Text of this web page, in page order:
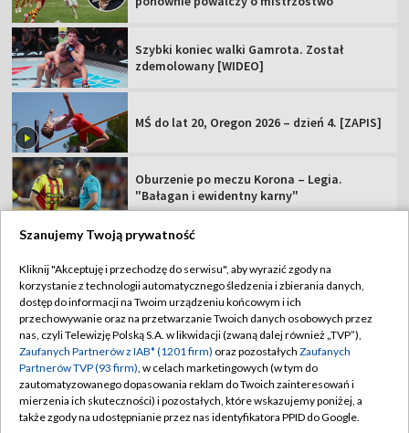
Szybki koniec walki Gamrota. Został
zdemolowany [WIDEO]
MŚ do lat 20, Oregon 2026 – dzień 4. [ZAPIS]
Oburzenie po meczu Korona – Legia.
"Bałagan i ewidentny karny"
TVP
Abonament TVP
Sklep TVP
Biuro Reklamy
Oferta Handlowa
Regulamin TVP
Polityka prywatności
Moje zgody
Biuro reklamy
Szanujemy Twoją prywatność
Kliknij "Akceptuję i przechodzę do serwisu", aby wyrazić zgody na
korzystanie z technologii automatycznego śledzenia i zbierania danych,
dostęp do informacji na Twoim urządzeniu końcowym i ich
przechowywanie oraz na przetwarzanie Twoich danych osobowych przez
nas, czyli Telewizję Polską S.A. w likwidacji (zwaną dalej również „TVP”),
Zaufanych Partnerów z IAB* (1201 firm) oraz pozostałych Zaufanych
Partnerów TVP (93 firm), w celach marketingowych (w tym do
zautomatyzowanego dopasowania reklam do Twoich zainteresowań i
mierzenia ich skuteczności) i pozostałych, które wskazujemy poniżej, a
także zgody na udostępnianie przez nas identyfikatora PPID do Google.